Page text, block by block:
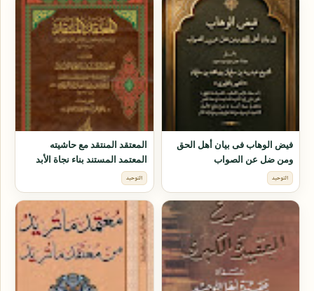
فيض الوهاب فى بيان أهل الحق
ومن ضل عن الصواب
التوحيد
المعتقد المنتقد مع حاشيته
المعتمد المستند بناء نجاة الأبد
التوحيد